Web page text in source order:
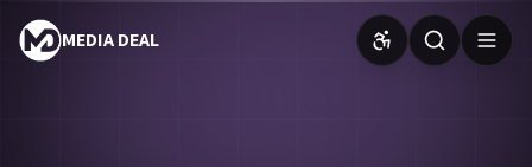
MEDIA DEAL